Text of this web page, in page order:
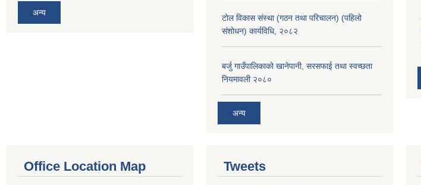
अन्य
टोल विकास संस्था (गठन तथा परिचालन) (पहिलो
संशोधन) कार्यविधि, २०८२
बर्जु गाउँपालिकाको खानेपानी, सरसफाई तथा स्वच्छता
नियमावली २०८०
अन्य
Office Location Map Tweets